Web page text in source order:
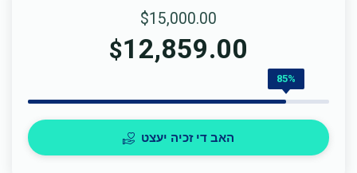
$15,000.00
$12,859.00
85%
האב די זכיה יעצט